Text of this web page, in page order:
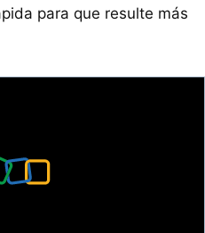
para que resulte más